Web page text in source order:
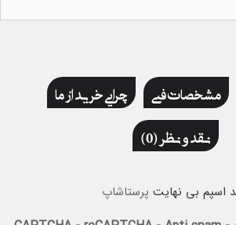
مشخصات فنی
چرایی خرید از ما
نقد و نظر (0)
اسپم بی نهایت پرستاشاپ